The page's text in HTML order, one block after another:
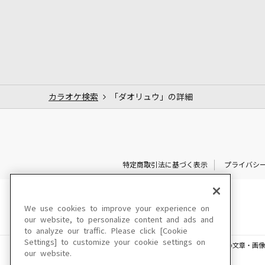
カラオケ検索 「ダオリュウ」の詳細
特定商取引法に基づく表示 プライバシ
このサイトに掲載されている一切の文章・画
We use cookies to improve your experience on
our website, to personalize content and ads and
to analyze our traffic. Please click [Cookie
Settings] to customize your cookie settings on
our website.